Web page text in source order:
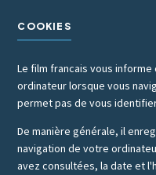
COOKIES
Le film francais vous
ordinateur lorsque vous
permet pas de vous
De manière générale, il
navigation de votre
avez consultées, la date et